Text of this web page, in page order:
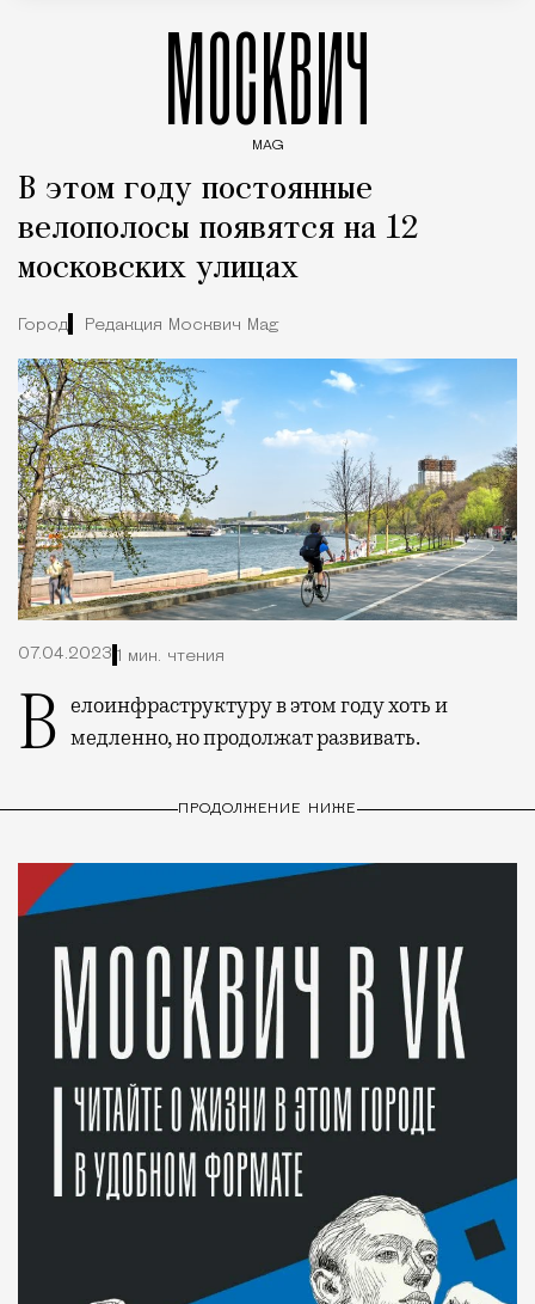
МОСКВИЧ
MAG
В этом году постоянные
велополосы появятся на 12
московских улицах
Город Редакция Москвич Mag
07.04.2023 1 мин. чтения
Велоинфраструктуру в этом году хоть и медленно, но продолжат развивать.
ПРОДОЛЖЕНИЕ НИЖЕ